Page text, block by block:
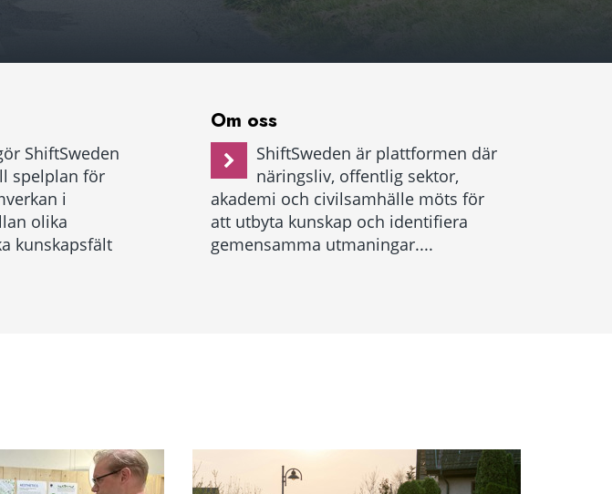
ShiftSweden
spelplan för
i
olika
kunskapsfält
Om oss
ShiftSweden är plattformen där
näringsliv, offentlig sektor,
akademi och civilsamhälle möts för
att utbyta kunskap och identifiera
gemensamma utmaningar....